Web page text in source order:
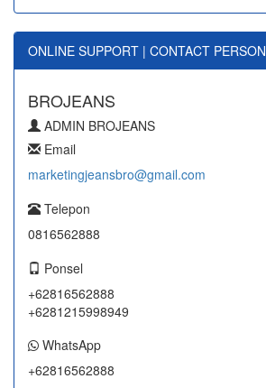
ONLINE SUPPORT | CONTACT PERSON
BROJEANS
ADMIN BROJEANS
Email
marketingjeansbro@gmail.com
Telepon
0816562888
Ponsel
+62816562888
+6281215998949
WhatsApp
+62816562888